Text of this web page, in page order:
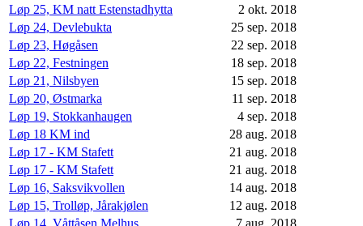
Løp 25, KM natt Estenstadhytta
2 okt. 2018
Løp 24, Devlebukta
25 sep. 2018
Løp 23, Høgåsen
22 sep. 2018
Løp 22, Festningen
18 sep. 2018
Løp 21, Nilsbyen
15 sep. 2018
Løp 20, Østmarka
11 sep. 2018
Løp 19, Stokkanhaugen
4 sep. 2018
Løp 18 KM ind
28 aug. 2018
Løp 17 - KM Stafett
21 aug. 2018
Løp 17 - KM Stafett
21 aug. 2018
Løp 16, Saksvikvollen
14 aug. 2018
Løp 15, Trolløp, Jårakjølen
12 aug. 2018